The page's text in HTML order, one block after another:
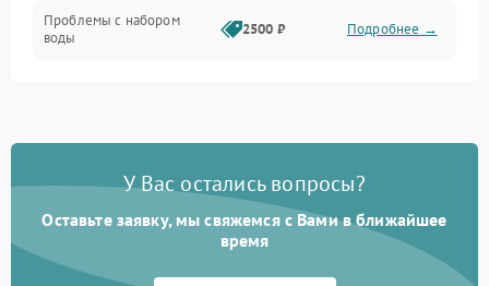
Проблемы с набором
воды
2500 ₽ Подробнее →
Замена платы управления 2200 ₽ Подробнее →
У Вас остались вопросы?
Оставьте заявку, мы свяжемся с Вами в ближайшее
время